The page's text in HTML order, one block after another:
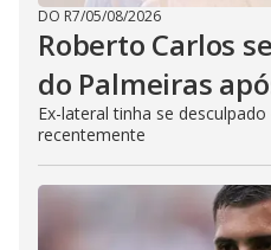
DO R7/05/08/2026
Roberto Carlos
do Palmeiras
Ex-lateral tinha se
recentemente